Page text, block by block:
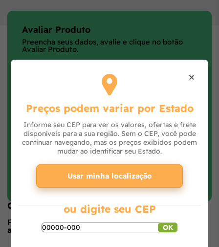
Avaliar Produto
Preencha seus dados, avalie e clique no botão
Avaliar Produto.
Faça login e avalie
Opiniões de quem comprou o produto
Produto ainda sem avaliações,seja o primeiro a
avaliar
no formulário ao lado.
×
Preços podem variar por Estado
Informe seu CEP para ver os valores, ofertas e frete
disponíveis para a sua região. Sem o CEP, você pode
continuar navegando, mas os preços exibidos podem
mudar ao identificar seu Estado.
Usar minha localização
ou digite seu CEP
OK